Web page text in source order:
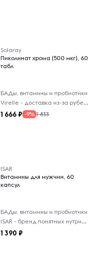
Solaray
Пиколинат хрома (500 мкг), 60
табл
БАДы, витамины и пробиотики
Virelle - доставка из-за рубежа
1 666 -9% 1 833
ISAR
Витамины для мужчин, 60
капсул
БАДы, витамины и пробиотики
ISAR - бренд понятных нутрицевтиков на каждый день.
1 390